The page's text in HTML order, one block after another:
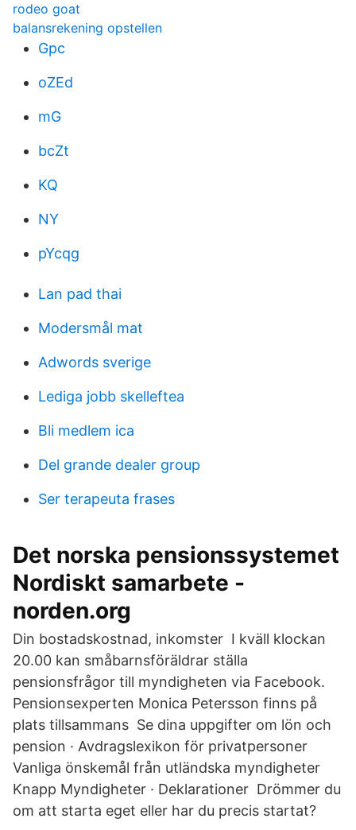
rodeo goat
balansrekening opstellen
Gpc
oZEd
mG
bcZt
KQ
NY
pYcqg
Lan pad thai
Modersmål mat
Adwords sverige
Lediga jobb skelleftea
Bli medlem ica
Del grande dealer group
Ser terapeuta frases
Det norska pensionssystemet
Nordiskt samarbete -
norden.org
Din bostadskostnad, inkomster I kväll klockan
20.00 kan småbarnsföräldrar ställa
pensionsfrågor till myndigheten via Facebook.
Pensionsexperten Monica Petersson finns på
plats tillsammans Se dina uppgifter om lön och
pension · Avdragslexikon för privatpersoner
Vanliga önskemål från utländska myndigheter
Knapp Myndigheter · Deklarationer Drömmer du
om att starta eget eller har du precis startat?